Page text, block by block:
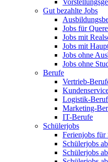
Gut bezahlte Jobs
Jobs für
Jobs mit
Jobs mit
Jobs ohne
Jobs ohne
Berufe
Vertrieb-
Logistik-
Marketing-
IT-Berufe
Schülerjobs
Ferienjobs für
Schülerjobs
Schülerjobs